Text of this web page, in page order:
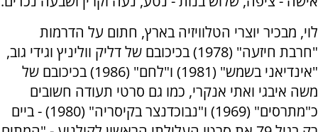
לוי, מבכיר יוצרי הטלוויזיה בארץ, חתום על הדרמות
"חרבת חיזעה" (1978) בכיכובם של דליק ווליניץ וגידי גוב,
"אינדיאני בשמש" (1981) ו"לחם" (1986) בכיכובם של
משה איבגי ואתי אנקרי, כמו גם סרטי תעודה חשובים
כ"מתרסים" (1969) ו"נבוכדנצר בקיסריה" (1980) - ביים